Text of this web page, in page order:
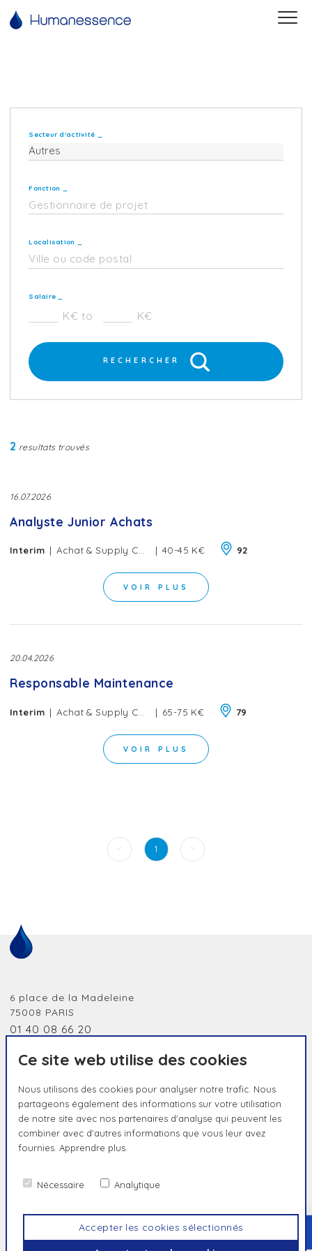
Ce site web utilise des cookies
Nous utilisons des cookies pour analyser notre trafic. Nous
partageons également des informations sur votre utilisation
de notre site avec nos partenaires d'analyse qui peuvent les
combiner avec d'autres informations que vous leur avez
fournies. Apprendre plus.
Nécessaire Analytique
Accepter les cookies sélectionnés
Secteur d'activité
Fonction
Localisation
Salaire
K€ to K€
RECHERCHER
2 resultats trouvés
16.07.2026
Analyste Junior Achats
Interim | | 40-45 K€ 92
VOIR PLUS
20.04.2026
Responsable Maintenance
Interim | | 65-75 K€ 79
VOIR PLUS
1 >
6 place de la Madeleine
75008 PARIS
01 40 08 66 20
HUMAIN PAR NATURE, UNIQUE PAR
2026